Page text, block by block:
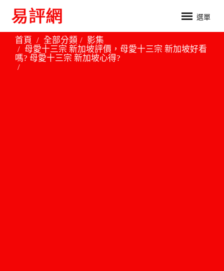
選單
首頁 全部分類
影集
母愛十三宗 新加坡評價，母愛十三宗 新加坡好看
嗎? 母愛十三宗 新加坡心得?